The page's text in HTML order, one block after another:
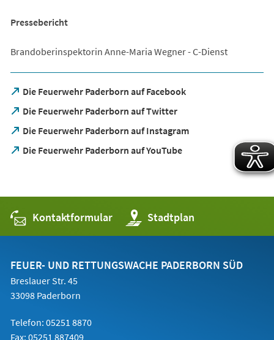
Pressebericht
Brandoberinspektorin Anne-Maria Wegner - C-Dienst
Die Feuerwehr Paderborn auf Facebook
(Öffnet
einem
neuen
Die Feuerwehr Paderborn auf Twitter
(Öffnet
einem
neuen
Die Feuerwehr Paderborn auf Instagram
(Öffnet
einemDie Feuerwehr Paderborn auf YouTube
(Öffnet
Tab)
Kontaktformular Stadtplan
(Öffnet
in
einem
Tab)
FEUER- UND RETTUNGSWACHE PADERBORN SÜD
Breslauer Str. 45
33098 Paderborn
Telefon: 05251 8870
Fax: 05251 887409